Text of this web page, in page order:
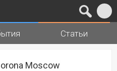
Статьи
Moscow